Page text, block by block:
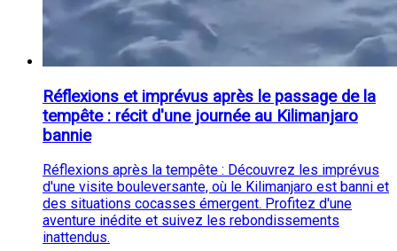
Réflexions et imprévus après le passage de la
tempête : récit d'une journée au Kilimanjaro
bannie
Réflexions après la tempête : Découvrez les imprévus
d'une visite bouleversante, où le Kilimanjaro est banni et
des situations cocasses émergent. Profitez d'une
aventure inédite et suivez les rebondissements
inattendus.